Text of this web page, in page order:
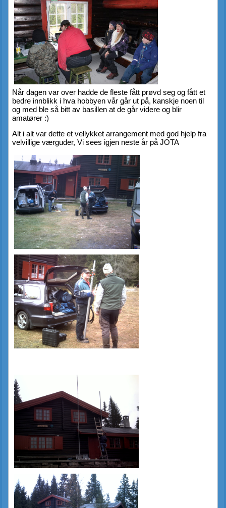
Når dagen var over hadde de fleste fått prøvd seg og fått et
bedre innblikk i hva hobbyen vår går ut på, kanskje noen til
og med ble så bitt av basillen at de går videre og blir
amatører :)
Alt i alt var dette et vellykket arrangement med god hjelp fra
velvillige værguder, Vi sees igjen neste år på JOTA